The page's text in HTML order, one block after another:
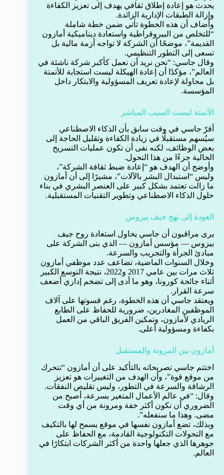
يحدث هو إعادة إطلاق ثقافي يهدف إلى تعزيز الكفاءة
وإزالة الطبقات الإدارية الزائدة.
وأضاف أن هذه الخطوة تأتي ضمن خطة شاملة
“للتخلص من البيروقراطية واستعادة ديناميكية أمازون
القديمة”، موضحًا أن الشركة لا تواجه أزمة مالية بل
تسعى إلى التطور التنظيمي.
وقال جاسي: “نحن نريد أن نعمل كأكبر شركة ناشئة في
العالم”، مؤكدًا أن إعادة الهيكلة ليست استجابة للأتمتة
بل محاولة لإعادة تعريف المسؤولية والابتكار داخل
المؤسسة.
الأتمتة ليست السبب المباشر
أقرّ جاسي في وقت سابق بأن الذكاء الاصطناعي
سيُسهم مستقبلًا في زيادة الكفاءة وتقليل الحاجة إلى
بعض الوظائف، لكنه نفى أن تكون عمليات التسريح
الحالية جزءًا من هذا التحول.
وأوضح أن الهدف هو “إعادة ضبط ثقافة الشركة”،
وليس “استبدال البشر بالآلات”، مشيرًا إلى أن أمازون
ما زالت تعتمد بشكل كبير على العنصر البشري في بناء
حلول الذكاء الاصطناعي وتطوير التقنيات المستقبلية.
العودة إلى نهج جيف بيزوس
يرى مراقبون أن جاسي يحاول استعادة روح جيف
بيزوس — مؤسس أمازون — الذي بنى الشركة على
مبادئ الجرأة والتجريب والسرعة.
وخلال السنوات الماضية، تضاعف عدد موظفي أمازون
ثلاث مرات بين عامي 2017 و2022، نتيجة التوسع الكبير
أثناء جائحة كورونا، وهو ما أدى إلى تضخم إداري أضعف
سرعة القرار.
ويعتقد جاسي أن هذه الخطوة، رغم قسوتها على آلاف
الموظفين المغادرين، ضرورية للحفاظ على الطابع
الريادي لأمازون، وتمكين الفريق الباقي من العمل
بكفاءة ومسؤولية أعلى.
أمازون بين المرونة والمستقبل
اختتم جاسي تصريحاته بالتأكيد على أن أمازون “تتحرك
من موقع قوة”، وأن الهدف من التغييرات هو تعزيز
الرشاقة والسرعة في التطور، وليس تقليص النفقات.
وقال: “في عالم الأعمال المتغير بسرعة، أصبح من
الضروري أن نكون أكثر خفة ومرونة من أي وقت
مضى. وهذا ما سنفعله”.
وبذلك، تضع أمازون نفسها في موقع يسمح لها بالتكيف
مع التحولات التكنولوجية القادمة، مع الحفاظ على
جوهرها الذي جعلها واحدة من أكثر الشركات ابتكارًا في
العالم.